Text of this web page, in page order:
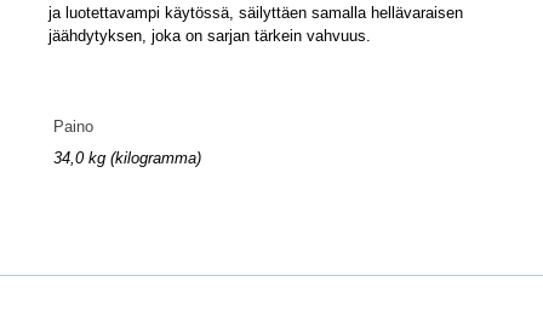
ja luotettavampi käytössä, säilyttäen samalla hellävaraisen
jäähdytyksen, joka on sarjan tärkein vahvuus.
Paino
34,0 kg (kilogramma)